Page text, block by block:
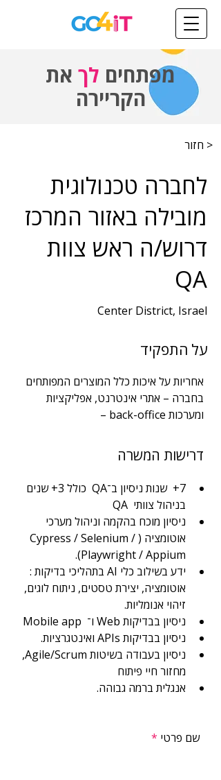
מפתחים לך את
הקריירה
< חזור
לחברה טכנולוגית
מובילה באזור המרכז
דרוש/ה ראש צוות
QA
Center District, Israel
7
תחום
QA
על התפקיד
אחריות על איכות כלל המוצרים המפותחים
בחברה – אתרי אינטרנט, אפליקציות
ומערכות back-office –
דרישות המשרה
7+  שנות ניסיון ב־QA  כולל 3+ שנים
בניהול צוותי  QA
ניסיון מוכח בהקמה וניהול מערכי
אוטומציה (Cypress / Selenium /
Playwright / Appium).
ידע בשילוב כלי AI בתהליכי בדיקות :
אוטומציה, יצירת טסטים, ניתוח לוגים,
זיהוי אנומליות.
ניסיון בבדיקות Web ו־  Mobile app
ניסיון בבדיקות APIs ואינטגרציות.
ניסיון בעבודה בשיטות Agile/Scrum,
מחזור חיי פיתוח
אנגלית ברמה גבוהה.
שם פרטי